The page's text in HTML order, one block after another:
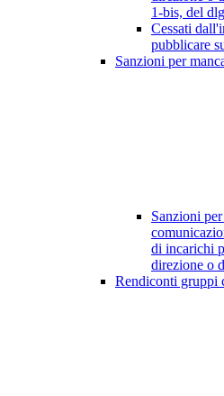
1-bis, del
Cessati
pubblicare
Sanzioni per
Sanzioni
di incarichi
direzione o
Rendiconti gruppi